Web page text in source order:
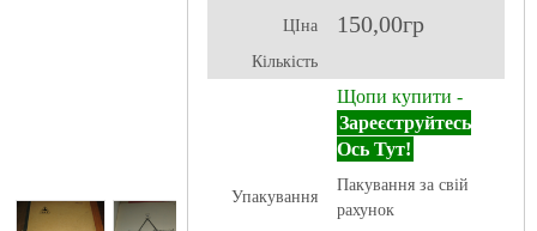
ЦІна 150,00гр
Кількість
Щопи купити -
Зареєструйтесь
Ось Тут!
Упакування
Пакування за свій
рахунок